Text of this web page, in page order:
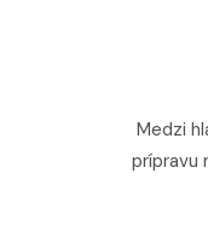
Medzi
prípravu